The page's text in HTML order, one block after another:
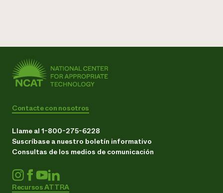
Contacte con nosotros
Llame al 1-800-275-6228
Suscríbase a nuestro boletín informativo
Consultas de los medios de comunicación
Recursos ATTRA